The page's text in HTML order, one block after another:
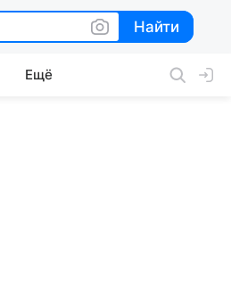
Найти
Найти
Ещё